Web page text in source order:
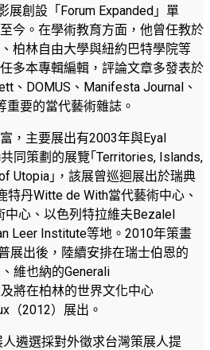
展創設「Forum Expanded」單
今。在學術教育方面，他曾任教於
柏林自由大學與紐約巴特學院等
多本專輯編輯，評論文章多發表於
、DOMUS、Manifesta Journal、
要的當代藝術雜誌。
，主要展出有2003年與Eyal
同策劃的展覽｢Territories, Islands,
Utopia｣，該展曾巡迴展出於瑞典
特丹Witte de With當代藝術中心、
心、以色列特拉維夫Bezalel
Leer Institute等地。2010年策畫
展出後，陸續安排在瑞士伯恩的
維也納的Generali
將在柏林的世界文化中心
（2012）展出。
人遴選採對外徵求台灣策展人提